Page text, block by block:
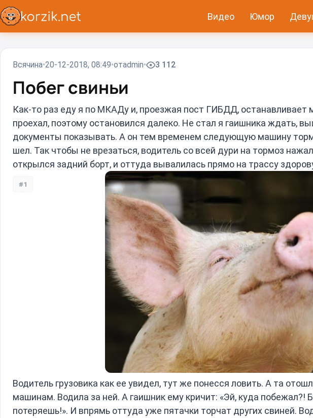
Видео Юмор
Всячина 20-12-2018, 08:49 отadmin 3 112
Побег свиньи
Как-то раз еду я по МКАДу и, проезжая пост ГИБДД, останавливает
проехал, поэтому остановился далеко. Не стал я гаишника ждать,
документы показывать. А он тем временем следующую машину
шел. Так чтобы не врезаться, водитель со всей дури на тормоз
открылся задний борт, и оттуда вывалилась прямо на трассу
#1
Водитель грузовика как ее увидел, тут же понесся ловить. А та
машинам. Водила за ней. А гаишник ему кричит: «Эй, куда
потеряешь!». И впрямь оттуда уже пятачки торчат других свиней.